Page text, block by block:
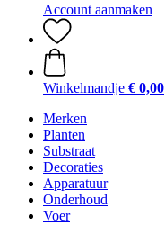
Account aanmaken
Winkelmandje € 0,00
Merken
Planten
Substraat
Decoraties
Apparatuur
Onderhoud
Voer